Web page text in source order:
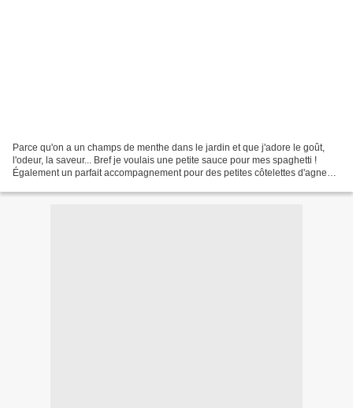
Parce qu'on a un champs de menthe dans le jardin et que j'adore le goût,
l'odeur, la saveur... Bref je voulais une petite sauce pour mes spaghetti !
Également un parfait accompagnement pour des petites côtelettes d'agneau